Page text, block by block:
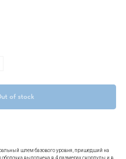
of stock
шлем базового уровня, пришедший на
оболочка выполнена в 4 размерах скорлупы и в